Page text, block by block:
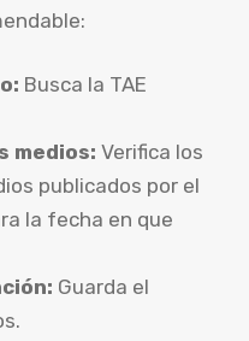
Busca la TAE
medios: Verifica los
publicados por el
la fecha en que
Guarda el